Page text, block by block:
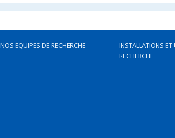
NOS ÉQUIPES DE RECHERCHE
INSTALLATIONS ET
RECHERCHE